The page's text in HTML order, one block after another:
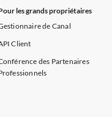
les grands propriétaires
de Canal
Client
des Partenaires